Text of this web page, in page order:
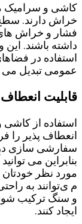
کاشی و سرامیک
خراش دارند.
فشار و خراش
داشته باشند.
استفاده در
عمومی تبدیل می
قابلیت
استفاده از
انعطاف ‌پذیر را
سفارشی‌ سازی در
بنابراین می
مورد نظر
م ی‌توانند به
و سنگ ترکیب
ایجاد کنند.